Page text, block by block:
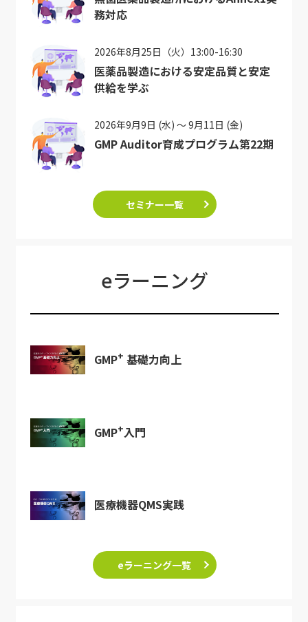
務対応
2026年8月25日（火）13:00-16:30
医薬品製造における安定品質と安定
供給を学ぶ
2026年9月9日 (水) ～ 9月11日 (金)
GMP Auditor育成プログラム第22期
セミナー一覧
eラーニング
GMP+ 基礎力向上
GMP+入門
医療機器QMS実践
eラーニング一覧